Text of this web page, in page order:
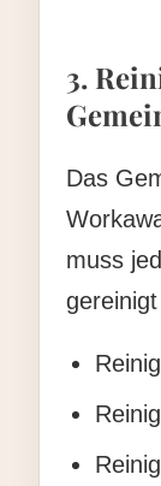
3.
Das
muss